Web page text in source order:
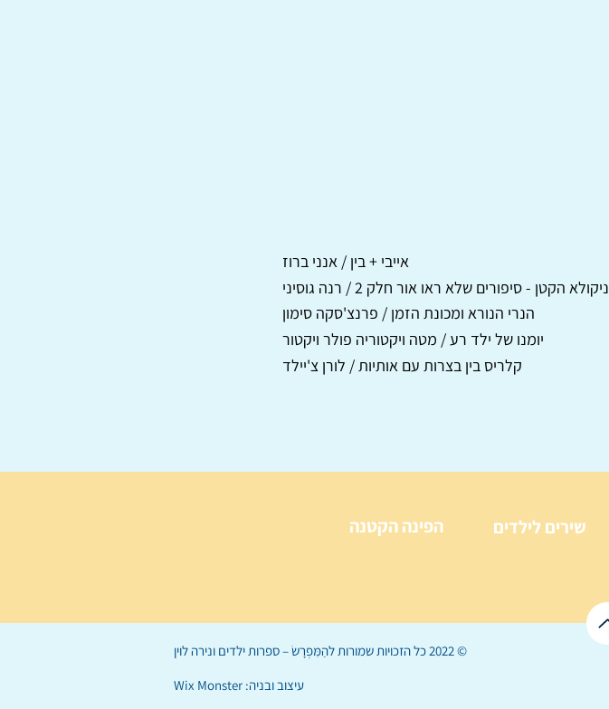
אייבי + בין / אנני ברוז
ניקולא הקטן - סיפורים שלא ראו אור חלק 2 / רנה גוסיני
הנרי הנורא ומכונת הזמן / פרנצ'סקה סימון
יומנו של ילד רע / מטה ויקטוריה פולר ויקטור
קלריס בין בצרות עם אותיות / לורן צ'יילד
הפינה הקטנה שירים לילדים
© 2022 כל הזכויות שמורות ל הַמִּפְרָשׂ – ספרות ילדים ונירה לוין
עיצוב ובניה: Wix Monster